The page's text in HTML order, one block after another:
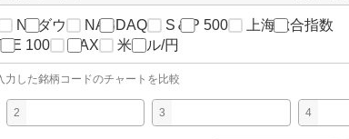
NYダウ NASDAQ S＆P 500
上海総合指数
100 DAX 米ドル/円
力した銘柄コードのチャートを比較
2 3 4